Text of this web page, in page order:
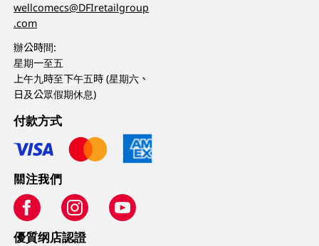
wellcomecs@DFIretailgroup
.com
辦公時間:
星期一至五
上午九時至下午五時 (星期六、
日及公眾假期休息)
付款方式
關注我們
優質纲店認證